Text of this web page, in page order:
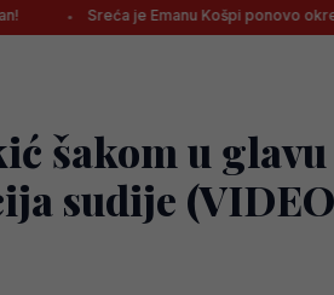
je Emanu Košpi ponovo okrenula leđa
šakom u
sudije